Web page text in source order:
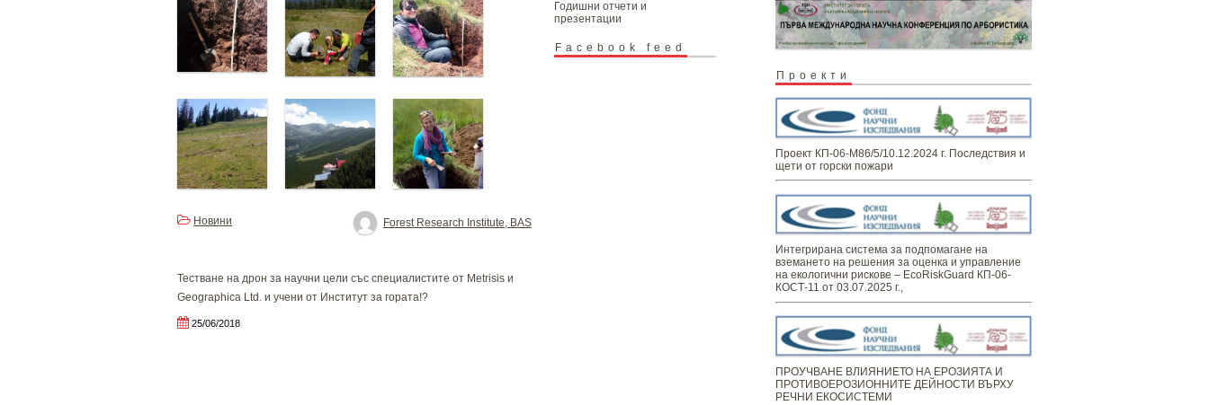
Forest Research Institute, BAS
Новини
Тестване на дрон за научни цели със специалистите от Metrisis и
Geographica Ltd. и учени от Институт за гората!?
25/06/2018
Годишни отчети и
презентации
Facebook feed
Проекти
Проект КП-06-М86/5/10.12.2024 г. Последствия и
щети от горски пожари
Интегрирана система за подпомагане на
вземането на решения за оценка и управление
на екологични рискове – EcoRiskGuard КП-06-
КОСТ-11 от 03.07.2025 г.,
ПРОУЧВАНЕ ВЛИЯНИЕТО НА ЕРОЗИЯТА И
ПРОТИВОЕРОЗИОННИТЕ ДЕЙНОСТИ ВЪРХУ
РЕЧНИ ЕКОСИСТЕМИ